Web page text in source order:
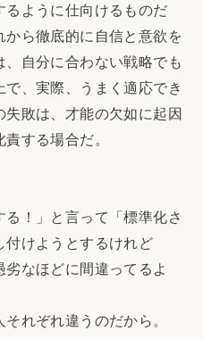
るように仕向けるものだ
ら徹底的に自信と意欲を
自分に合わない戦略でも
、実際、うまく適応でき
敗は、才能の欠如に起因
する場合だ。
！」と言って「標準化さ
付けようとするけれど
なほどに間違ってるよ
れぞれ違うのだから。